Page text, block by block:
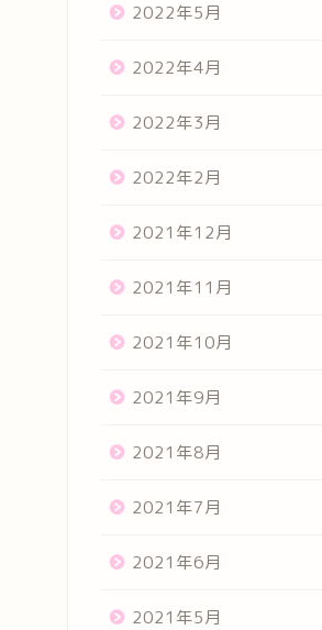
2022年5月
2022年4月
2022年3月
2022年2月
2021年12月
2021年11月
2021年10月
2021年9月
2021年8月
2021年7月
2021年6月
2021年5月